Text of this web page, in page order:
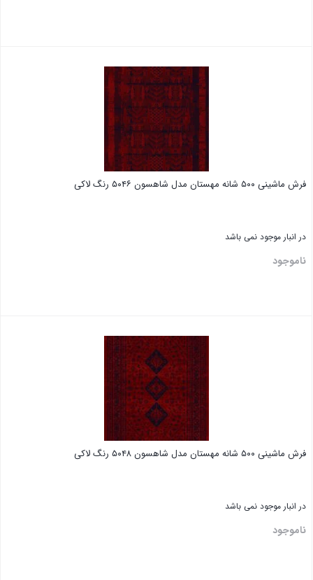
فرش ماشینی ۵۰۰ شانه مهستان مدل شاهسون ۵۰۴۶ رنگ لاکی
در انبار موجود نمی باشد
ناموجود
فرش ماشینی ۵۰۰ شانه مهستان مدل شاهسون ۵۰۴۸ رنگ لاکی
در انبار موجود نمی باشد
ناموجود